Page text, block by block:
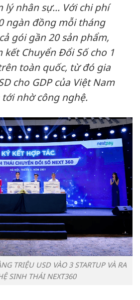
lý nhân sự… Với chi phí
ngàn đồng mỗi tháng
gói gần 20 sản phẩm,
kết Chuyển Đổi Số cho 1
toàn quốc, từ đó gia
cho GDP của Việt Nam
nhờ công nghệ.
TRIỆU USD VÀO 3 STARTUP VÀ RA
SINH THÁI NEXT360